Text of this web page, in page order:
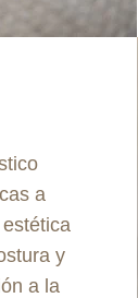
a
y
a la